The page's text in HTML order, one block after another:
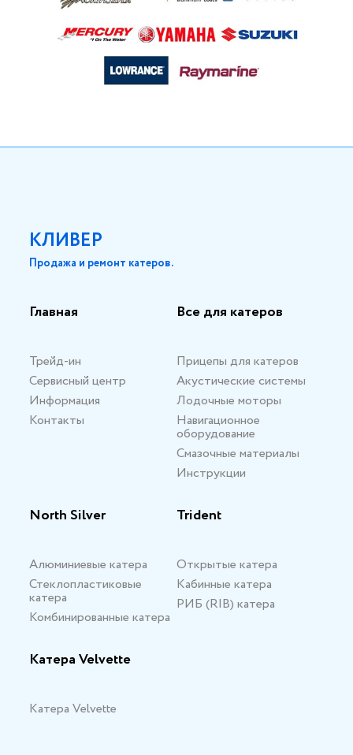
КЛИВЕР
Продажа и ремонт катеров.
Главная
Трейд-ин
Сервисный центр
Информация
Контакты
Все для катеров
Прицепы для катеров
Акустические системы
Лодочные моторы
Навигационное
оборудование
Смазочные материалы
Инструкции
North Silver
Алюминиевые катера
Стеклопластиковые
катера
Комбинированные катера
Trident
Открытые катера
Кабинные катера
РИБ (RIB) катера
Катера Velvette
Катера Velvette